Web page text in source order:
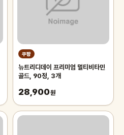
쿠팡
뉴트리디데이 프리미엄 멀티비타민
골드, 90정, 3개
28,900원